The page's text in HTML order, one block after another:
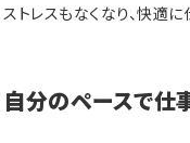
ストレスもなくなり、快適
自分のペースで仕